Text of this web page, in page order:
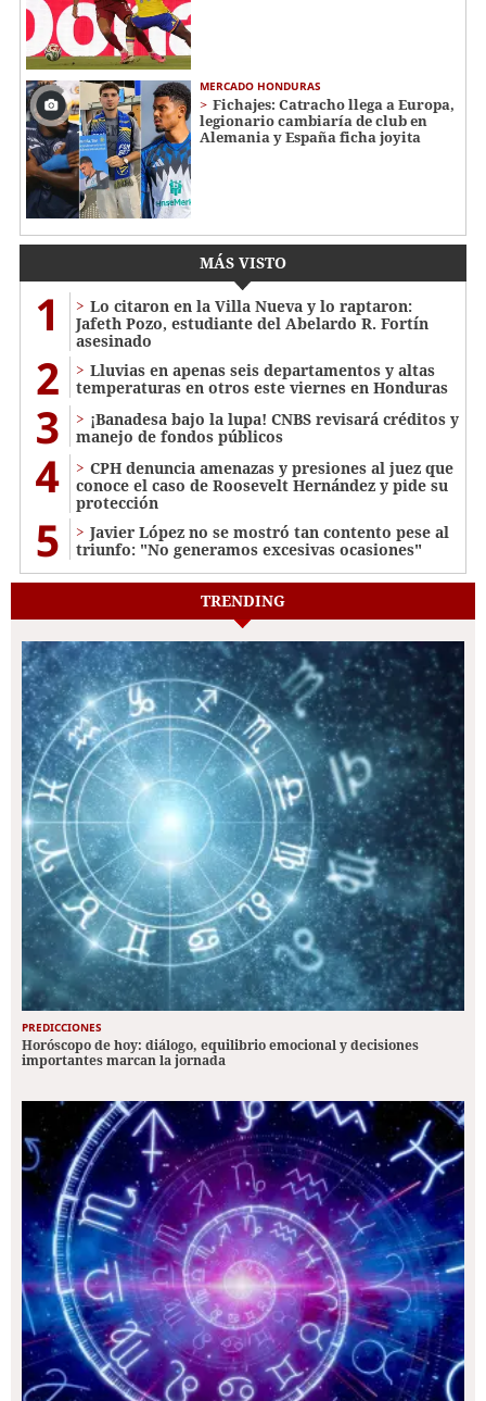
MERCADO HONDURAS
Fichajes: Catracho llega a Europa,
legionario cambiaría de club en
Alemania y España ficha joyita
MÁS VISTO
1
Lo citaron en la Villa Nueva y lo raptaron:
Jafeth Pozo, estudiante del Abelardo R. Fortín
asesinado
2
Lluvias en apenas seis departamentos y altas
temperaturas en otros este viernes en Honduras
3
¡Banadesa bajo la lupa! CNBS revisará créditos y
manejo de fondos públicos
4
CPH denuncia amenazas y presiones al juez que
conoce el caso de Roosevelt Hernández y pide su
protección
5
Javier López no se mostró tan contento pese al
triunfo: "No generamos excesivas ocasiones"
TRENDING
PREDICCIONES
Horóscopo de hoy: diálogo, equilibrio emocional y decisiones
importantes marcan la jornada